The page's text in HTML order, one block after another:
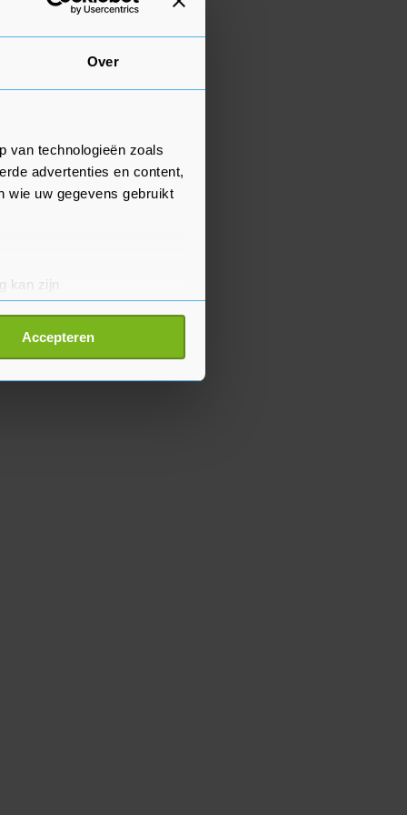
Over
van technologieën zoals
advertenties en content,
wie uw gegevens gebruikt
kan zijn
detailgedeelte
Accepteren